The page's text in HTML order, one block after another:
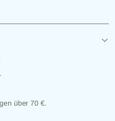
über 70 €.